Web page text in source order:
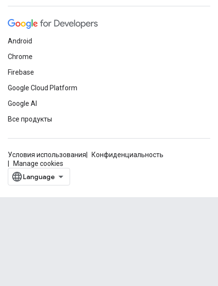
Android
Chrome
Firebase
Google Cloud Platform
Google AI
Все продукты
Условия использования
Конфиденциальность
Manage cookies